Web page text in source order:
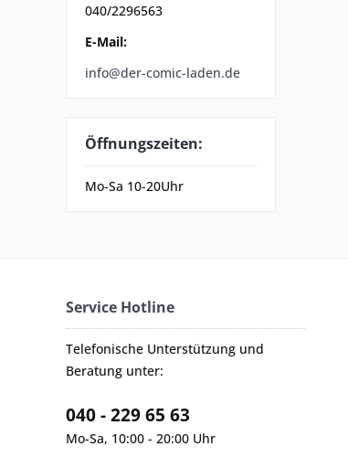
040/2296563
E-Mail:
info@der-comic-laden.de
Öffnungszeiten:
Mo-Sa 10-20Uhr
Service Hotline
Telefonische Unterstützung und
Beratung unter:
040 - 229 65 63
Mo-Sa, 10:00 - 20:00 Uhr